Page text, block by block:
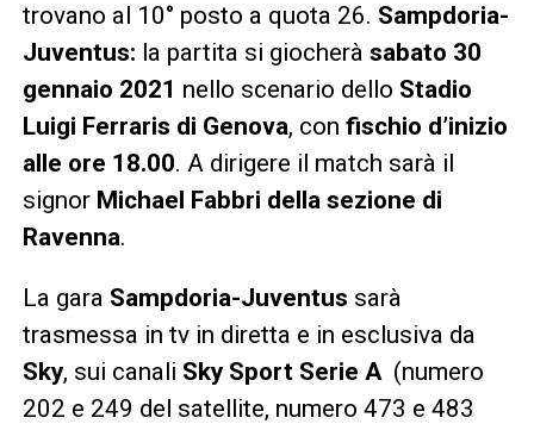
trovano al 10° posto a quota 26. Sampdoria-
Juventus: la partita si giocherà sabato 30
gennaio 2021 nello scenario dello Stadio
Luigi Ferraris di Genova, con fischio d’inizio
alle ore 18.00. A dirigere il match sarà il
signor Michael Fabbri della sezione di
Ravenna.
La gara Sampdoria-Juventus sarà
trasmessa in tv in diretta e in esclusiva da
Sky, sui canali Sky Sport Serie A(numero
202 e 249 del satellite, numero 473 e 483